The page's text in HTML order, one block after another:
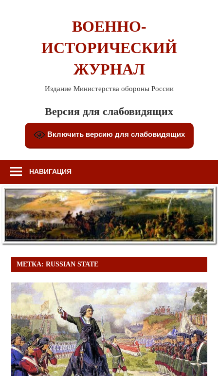
ВОЕННО-
ИСТОРИЧЕСКИЙ
ЖУРНАЛ
Издание Министерства обороны России
Версия для слабовидящих
Включить версию для слабовидящих
НАВИГАЦИЯ
МЕТКА: RUSSIAN STATE